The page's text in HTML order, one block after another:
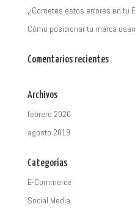
¿Cometes estos errores en tu
Cómo posicionar tu marca
Comentarios recientes
Archivos
febrero 2020
agosto 2019
Categorías
E-Commerce
Social Media